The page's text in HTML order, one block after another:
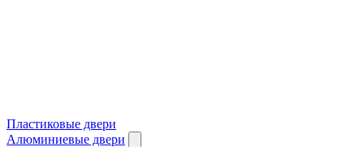
Пластиковые двери
Алюминиевые двери